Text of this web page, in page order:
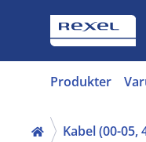
Produkter
Kabel (00-05,